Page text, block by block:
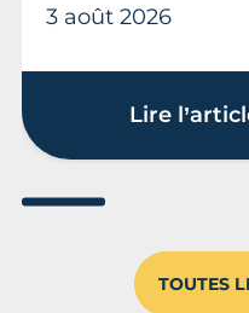
3 août 2026
Lire
TOUTES